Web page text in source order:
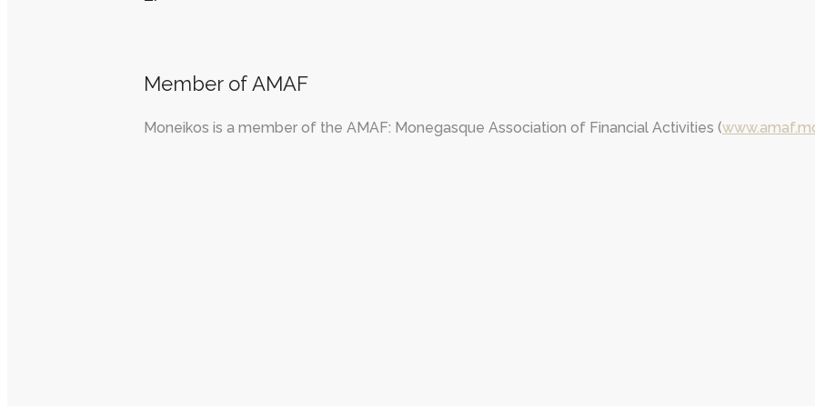
Member of AMAF
Moneikos is a member of the AMAF: Monegasque Association of Financial Activities (